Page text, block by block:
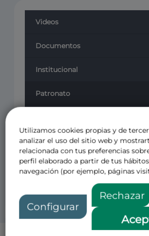
Videos
Documentos
Institucional
Patronato
Revistas
Otros
Utilizamos cookies propias y de
analizar el uso del sitio web y
relacionada con tus preferencias
perfil elaborado a partir de tus
navegación (por ejemplo, páginas
Configurar
Rechazar